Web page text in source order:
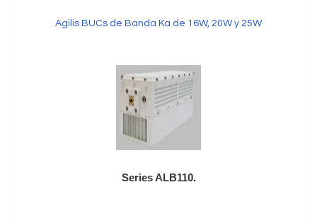
Agilis BUCs de Banda Ka de 16W, 20W y 25W
Series ALB110.